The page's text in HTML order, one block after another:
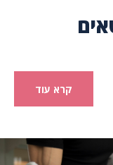
קרא עוד